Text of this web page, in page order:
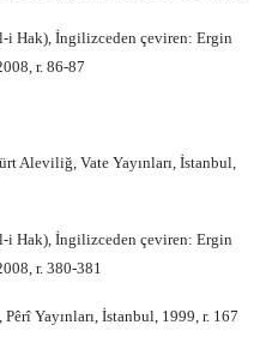
i Hak), İngilizceden çeviren: Ergin
r. 86-87
Aleviliğ, Vate Yayınları, İstanbul,
i Hak), İngilizceden çeviren: Ergin
r. 380-381
Yayınları, İstanbul, 1999, r. 167